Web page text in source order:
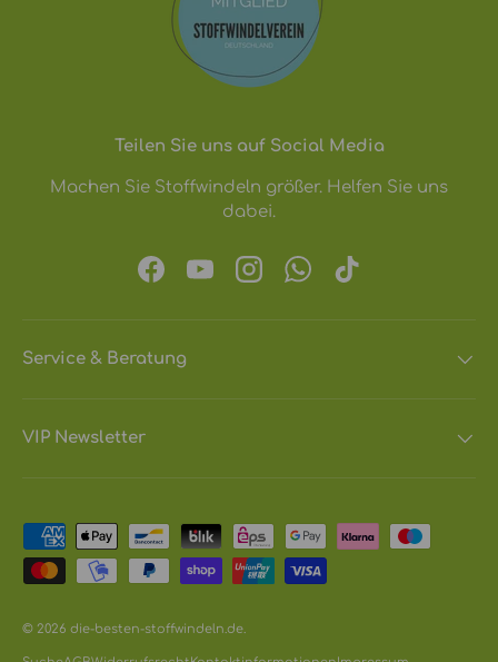
Teilen Sie uns auf Social Media
Machen Sie Stoffwindeln größer. Helfen Sie uns
dabei.
FacebookYouTubeInstagramWhatsApp
TikTok
Service & Beratung
VIP Newsletter
Zahlungsmethoden
© 2026 die-besten-stoffwindeln.de.